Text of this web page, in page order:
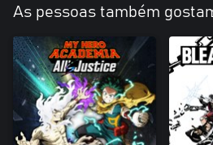
As pessoas também